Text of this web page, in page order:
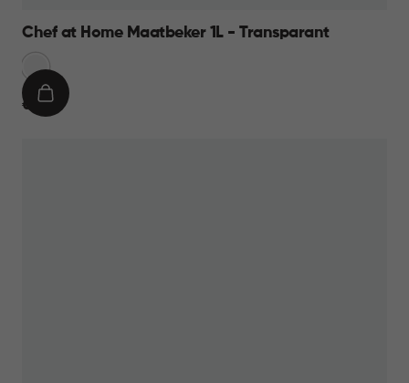
Chef at Home Maatbeker 1L - Transparant
€
€ 9,95
IN